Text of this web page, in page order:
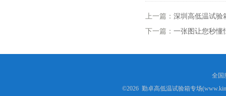
上一篇： 深圳高低温试验
下一篇： 一张图让您秒懂
全国
©2026 勤卓高低温试验箱专场